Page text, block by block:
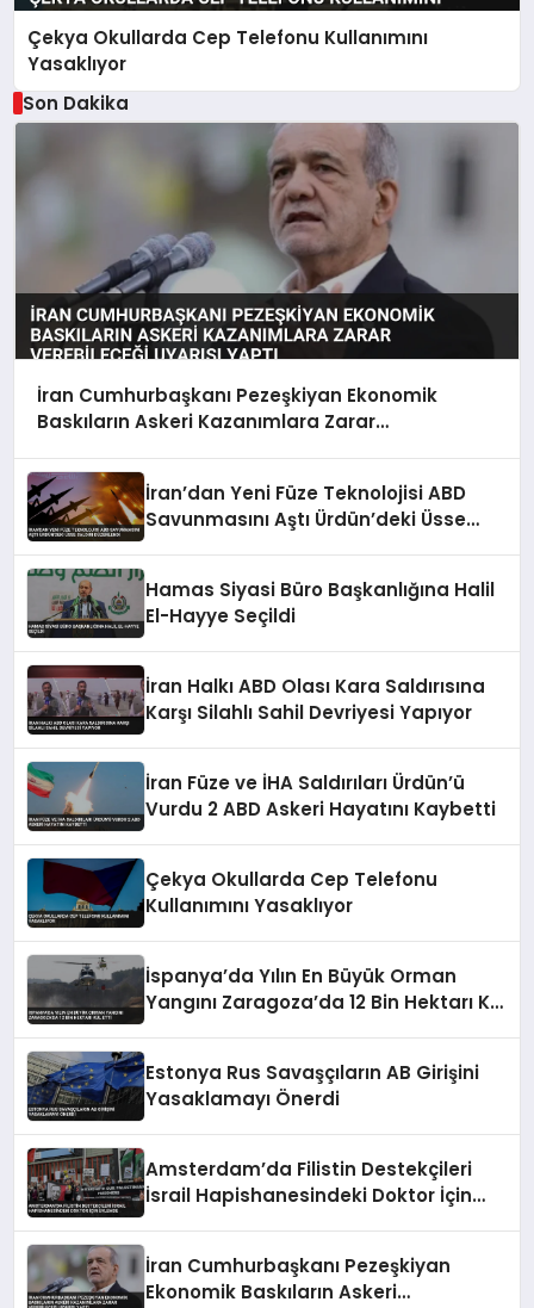
Çekya Okullarda Cep Telefonu Kullanımını
Yasaklıyor
Son Dakika
İran Cumhurbaşkanı Pezeşkiyan Ekonomik
Baskıların Askeri Kazanımlara Zarar
İran’dan Yeni Füze Teknolojisi ABD
Savunmasını Aştı Ürdün’deki Üsse
Hamas Siyasi Büro Başkanlığına Halil
El-Hayye Seçildi
İran Halkı ABD Olası Kara Saldırısına
Karşı Silahlı Sahil Devriyesi Yapıyor
İran Füze ve İHA Saldırıları Ürdün’ü
Vurdu 2 ABD Askeri Hayatını Kaybetti
Çekya Okullarda Cep Telefonu
Kullanımını Yasaklıyor
İspanya’da Yılın En Büyük Orman
Yangını Zaragoza’da 12 Bin Hektarı Kül
Estonya Rus Savaşçıların AB Girişini
Yasaklamayı Önerdi
Amsterdam’da Filistin Destekçileri
İsrail Hapishanesindeki Doktor İçin
İran Cumhurbaşkanı Pezeşkiyan
Ekonomik Baskıların Askeri